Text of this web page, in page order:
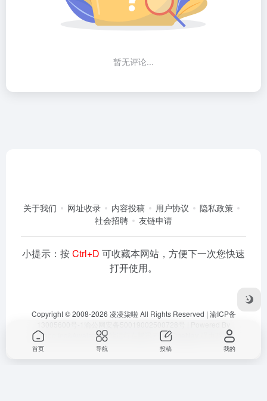
暂无评论...
关于我们 网址收录 内容投稿 用户协议
隐私政策
社会招聘
友链申请
小提示：按Ctrl+D 可收藏本网站，方便下一次您快速
打开使用。
Copyright © 2008-2026 凌凌柒啦 All Rights Reserved | 渝ICP备
Dlaoo.Inc
Awalab| 本站运行在 由OneNav 强力驱动
首页 导航 投稿 我的